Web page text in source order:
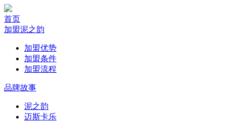
首页
加盟泥之韵
加盟优势
加盟条件
加盟流程
品牌故事
泥之韵
迈斯卡乐